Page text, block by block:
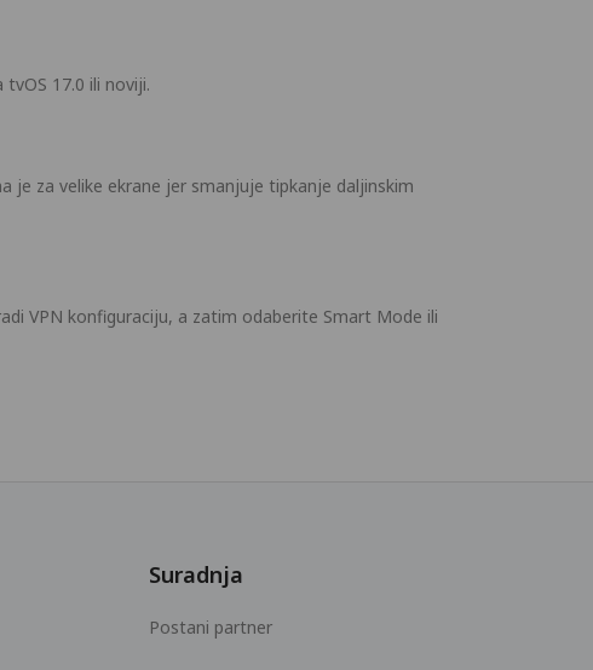
17.0 ili noviji.
je za velike ekrane jer smanjuje tipkanje daljinskim
VPN konfiguraciju, a zatim odaberite Smart Mode ili
Suradnja
Postani partner